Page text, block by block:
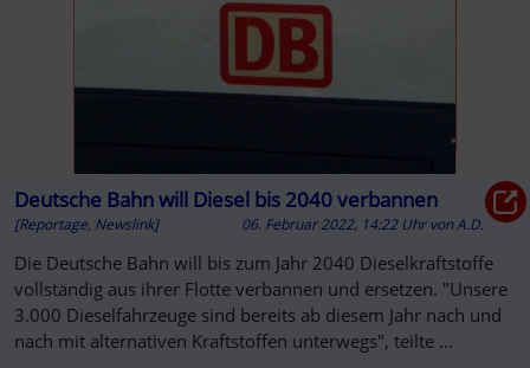
Deutsche Bahn will Diesel bis 2040 verbannen
[Reportage, Newslink] 06. Februar 2022, 14:22 Uhr vonA.D.
Die Deutsche Bahn will bis zum Jahr 2040 Dieselkraftstoffe
vollständig aus ihrer Flotte verbannen und ersetzen. "Unsere
3.000 Dieselfahrzeuge sind bereits ab diesem Jahr nach und
nach mit alternativen Kraftstoffen unterwegs", teilte ...